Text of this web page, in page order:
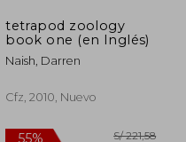
tetrapod zoology
book one (en Inglés)
Naish, Darren
Cfz, 2010, Nuevo